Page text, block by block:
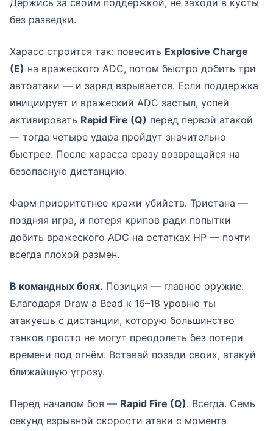
Держись за своим поддержкой, не заходи в кусты
без разведки.
Харасс строится так: повесить Explosive Charge
(E) на вражеского ADC, потом быстро добить три
автоатаки — и заряд взрывается. Если поддержка
инициирует и вражеский ADC застыл, успей
активировать Rapid Fire (Q) перед первой атакой
— тогда четыре удара пройдут значительно
быстрее. После харасса сразу возвращайся на
безопасную дистанцию.
Фарм приоритетнее кражи убийств. Тристана —
поздняя игра, и потеря крипов ради попытки
добить вражеского ADC на остатках HP — почти
всегда плохой размен.
В командных боях. Позиция — главное оружие.
Благодаря Draw a Bead к 16–18 уровню ты
атакуешь с дистанции, которую большинство
танков просто не могут преодолеть без потери
времени под огнём. Вставай позади своих, атакуй
ближайшую угрозу.
Перед началом боя — Rapid Fire (Q). Всегда. Семь
секунд взрывной скорости атаки с момента